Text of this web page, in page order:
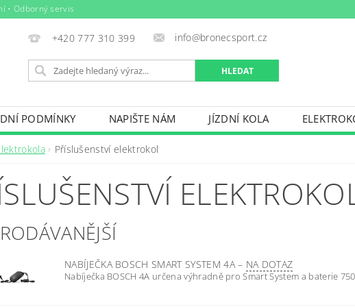
• Odborný servis
+420 777 310 399 info@bronecsport.cz
PODMÍNKY NAPIŠTE NÁM JÍZDNÍ KOLA
DOPLŇKY TRETRY
BAZÉNY VÝPRODEJ PŮJČOVNÍ ŘÁD
Příslušenství elektrokol
NABÍJEČKA BOSCH SMART SYSTEM 4A– NA DOTAZ
Nabíječka BOSCH 4A určena výhradně pro Smart System a baterie 750